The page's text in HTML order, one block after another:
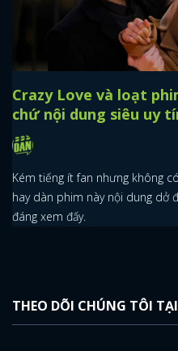
Crazy Love và loạt
chứ nội dung siêu uy
Kém tiếng ít fan nhưng không
hay dàn phim này nội dung dở
đáng xem đấy.
THEO DÕI CHÚNG TÔI TẠI